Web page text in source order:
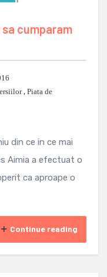
cumparam
, Piata de
din ce in ce mai
Aimia a efectuat o
ca aproape o
Continue reading